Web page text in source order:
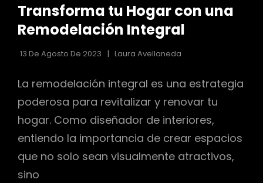
LAS
CATEGORÍAS
Transforma tu Hogar con una
Remodelación Integral
13 De Agosto De 2023 Laura Avellaneda
La remodelación integral es una estrategia
poderosa para revitalizar y renovar tu
hogar. Como diseñador de interiores,
entiendo la importancia de crear espacios
que no solo sean visualmente atractivos,
sino